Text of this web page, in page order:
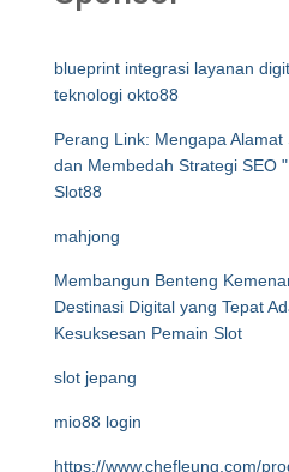
blueprint integrasi layanan
teknologi okto88
Perang Link: Mengapa
dan Membedah Strategi SEO
Slot88
mahjong
Membangun Benteng
Destinasi Digital yang Tepat
Kesuksesan Pemain Slot
slot jepang
mio88 login
https://www.chefleung.com/